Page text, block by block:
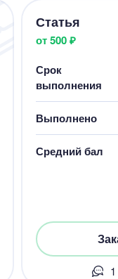
Статья
от 500 ₽
Срок
выполнения
Выполнено
Средний бал